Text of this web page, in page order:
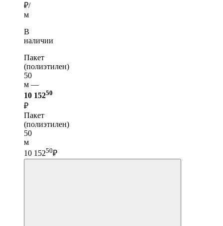
₽/
м
В
наличии
Пакет
(полиэтилен)
50
м —
10 15250
₽
Пакет
(полиэтилен)
50
м
10 15250₽